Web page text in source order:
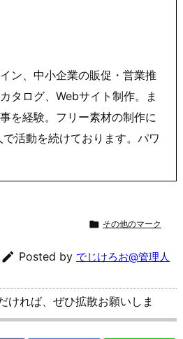
ン、中小企業の販促・営業推
タログ、Webサイト制作。ま
を経験。フリー素材の制作に
活動を続けております。パワ
 その他のマーク
 Posted by でじけろお@管理人
ければ、ぜひ拡散お願いしま